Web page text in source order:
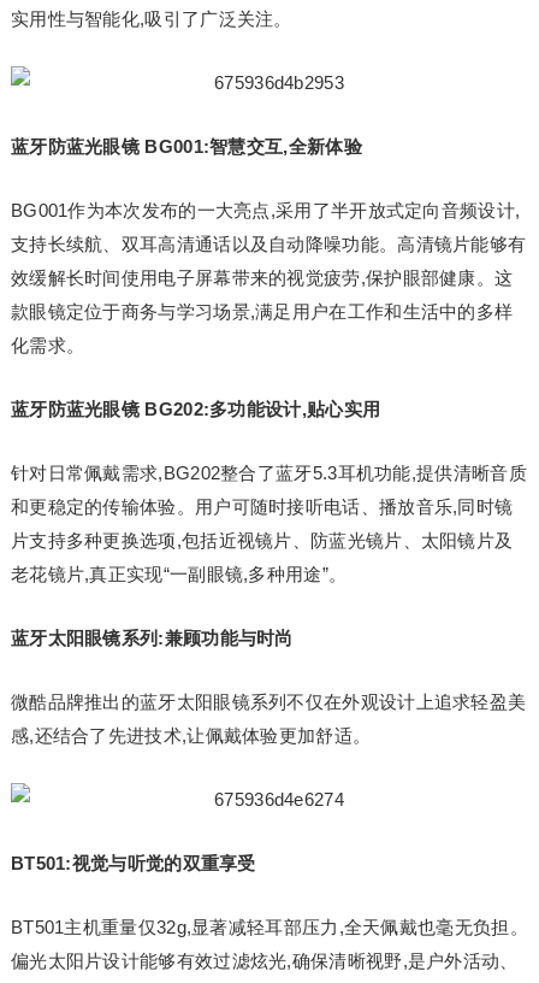
实用性与智能化,吸引了广泛关注。
蓝牙防蓝光眼镜 BG001:智慧交互,全新体验
BG001作为本次发布的一大亮点,采用了半开放式定向音频设计,
支持长续航、双耳高清通话以及自动降噪功能。高清镜片能够有
效缓解长时间使用电子屏幕带来的视觉疲劳,保护眼部健康。这
款眼镜定位于商务与学习场景,满足用户在工作和生活中的多样
化需求。
蓝牙防蓝光眼镜 BG202:多功能设计,贴心实用
针对日常佩戴需求,BG202整合了蓝牙5.3耳机功能,提供清晰音质
和更稳定的传输体验。用户可随时接听电话、播放音乐,同时镜
片支持多种更换选项,包括近视镜片、防蓝光镜片、太阳镜片及
老花镜片,真正实现“一副眼镜,多种用途”。
蓝牙太阳眼镜系列:兼顾功能与时尚
微酷品牌推出的蓝牙太阳眼镜系列不仅在外观设计上追求轻盈美
感,还结合了先进技术,让佩戴体验更加舒适。
BT501:视觉与听觉的双重享受
BT501主机重量仅32g,显著减轻耳部压力,全天佩戴也毫无负担。
偏光太阳片设计能够有效过滤炫光,确保清晰视野,是户外活动、